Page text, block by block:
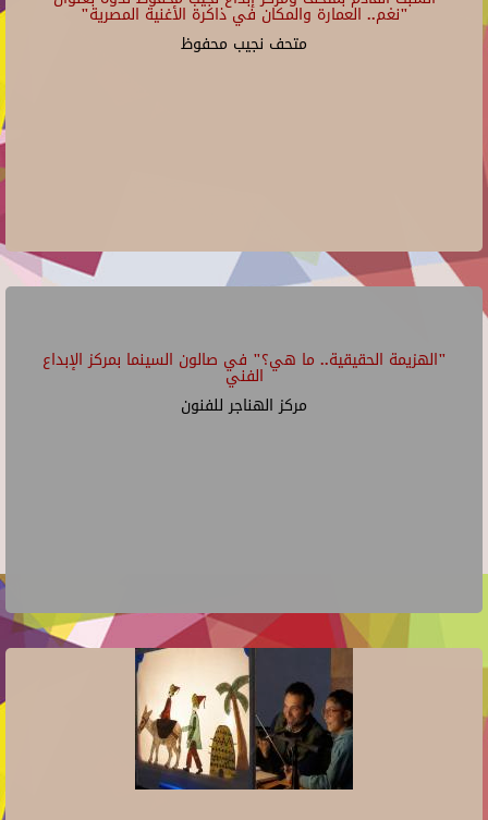
"نغم.. العمارة والمكان في ذاكرة الأغنية المصرية"
متحف نجيب محفوظ
"الهزيمة الحقيقية.. ما هي؟" في صالون السينما بمركز الإبداع
الفني
مركز الهناجر للفنون